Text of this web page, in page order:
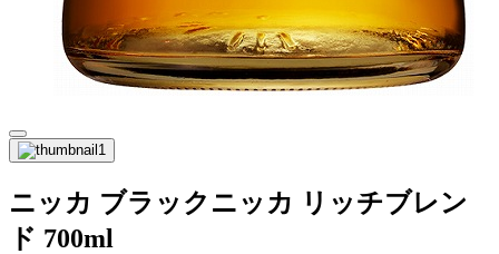
ニッカ ブラックニッカ リッチブレン
ド 700ml